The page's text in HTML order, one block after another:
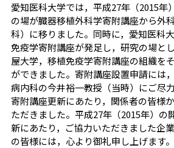
愛知医科大学では，平成27年（2015年
の場が臓器移植外科学寄附講座から外
科）に移りました。同時に，愛知医科
免疫学寄附講座が発足し，研究の場と
屋大学，移植免疫学寄附講座の組織を
ができました。寄附講座設置申請には
病内科の今井裕一教授（当時）にご尽
寄附講座更新にあたり，関係者の皆様
ただきました。平成27年（2015年）の
新にあたり，ご協力いただきました企
の皆様には，心より御礼申し上げます。